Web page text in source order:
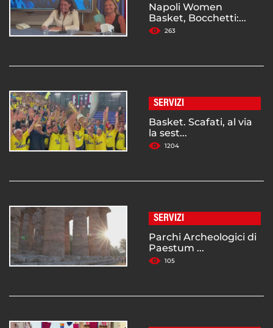
Napoli Women
Basket, Bocchetti:...
263
SERVIZI
Basket. Scafati, al via
la sest...
1204
SERVIZI
Parchi Archeologici di
Paestum ...
105